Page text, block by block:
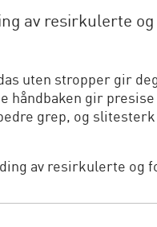
av resirkulerte
uten stropper gir
håndbaken gir
grep, og
av resirkulerte og